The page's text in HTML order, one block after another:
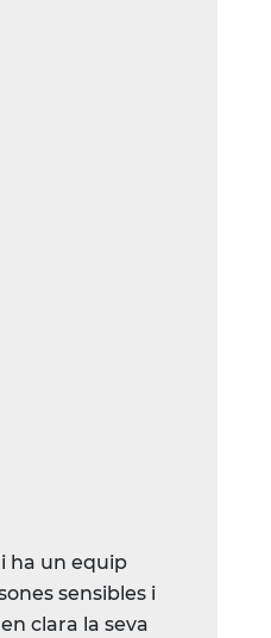
ha un equip
sensibles i
clara la seva